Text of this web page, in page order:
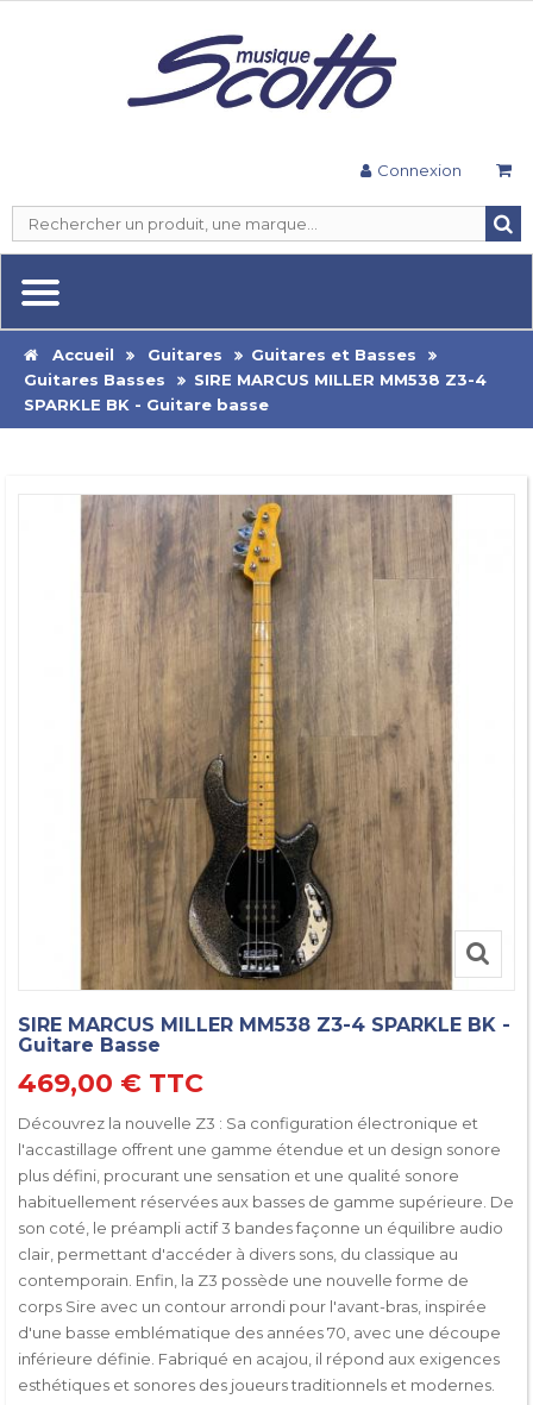
Connexion
Accueil Guitares
Guitares et Basses
Guitares Basses
SIRE MARCUS MILLER MM538 Z3-4
SPARKLE BK - Guitare basse
SIRE MARCUS MILLER MM538 Z3-4 SPARKLE BK -
Guitare Basse
469,00 € TTC
Découvrez la nouvelle Z3 : Sa configuration électronique et
l'accastillage offrent une gamme étendue et un design sonore
plus défini, procurant une sensation et une qualité sonore
habituellement réservées aux basses de gamme supérieure. De
son coté, le préampli actif 3 bandes façonne un équilibre audio
clair, permettant d'accéder à divers sons, du classique au
contemporain. Enfin, la Z3 possède une nouvelle forme de
corps Sire avec un contour arrondi pour l'avant-bras, inspirée
d'une basse emblématique des années 70, avec une découpe
inférieure définie. Fabriqué en acajou, il répond aux exigences
esthétiques et sonores des joueurs traditionnels et modernes.